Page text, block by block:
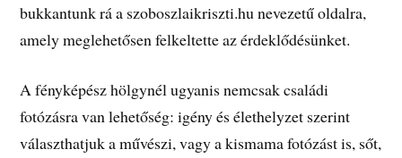
bukkantunk rá a szoboszlaikriszti.hu nevezetű oldalra,
amely meglehetősen felkeltette az érdeklődésünket.
A fényképész hölgynél ugyanis nemcsak családi
fotózásra van lehetőség: igény és élethelyzet szerint
választhatjuk a művészi, vagy a kismama fotózást is, sőt,